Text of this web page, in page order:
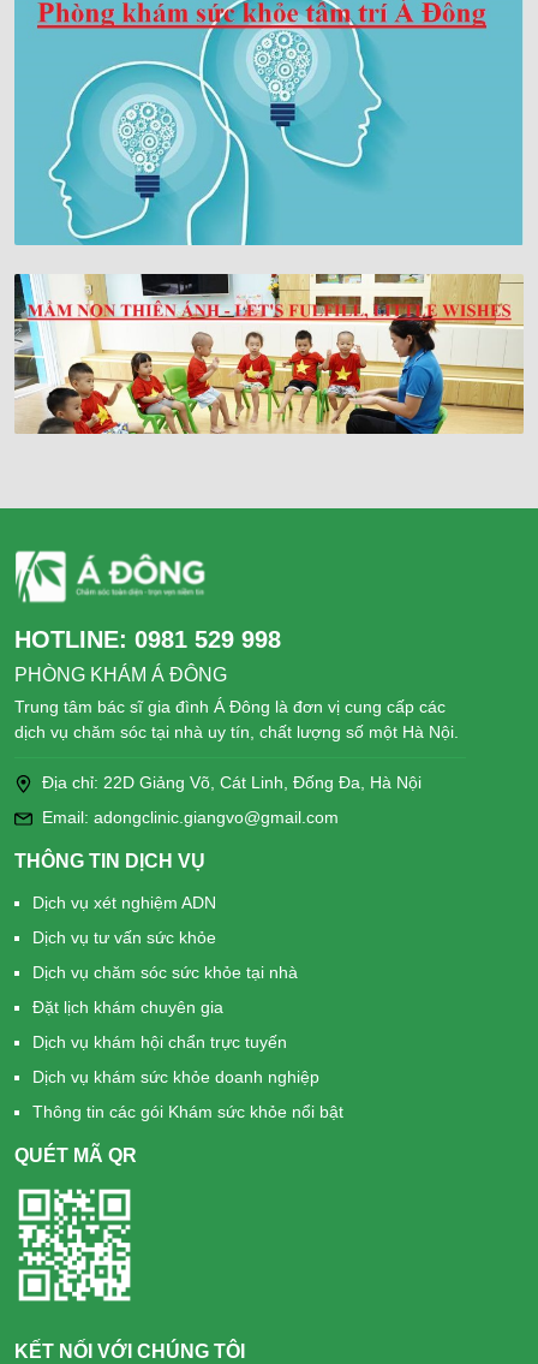
HOTLINE: 0981 529 998
PHÒNG KHÁM Á ĐÔNG
Trung tâm bác sĩ gia đình Á Đông là đơn vị cung cấp các
dịch vụ chăm sóc tại nhà uy tín, chất lượng số một Hà Nội.
Địa chỉ: 22D Giảng Võ, Cát Linh, Đống Đa, Hà Nội
Email: adongclinic.giangvo@gmail.com
THÔNG TIN DỊCH VỤ
Dịch vụ xét nghiệm ADN
Dịch vụ tư vấn sức khỏe
Dịch vụ chăm sóc sức khỏe tại nhà
Đặt lịch khám chuyên gia
Dịch vụ khám hội chẩn trực tuyến
Dịch vụ khám sức khỏe doanh nghiệp
Thông tin các gói Khám sức khỏe nổi bật
QUÉT MÃ QR
KẾT NỐI VỚI CHÚNG TÔI